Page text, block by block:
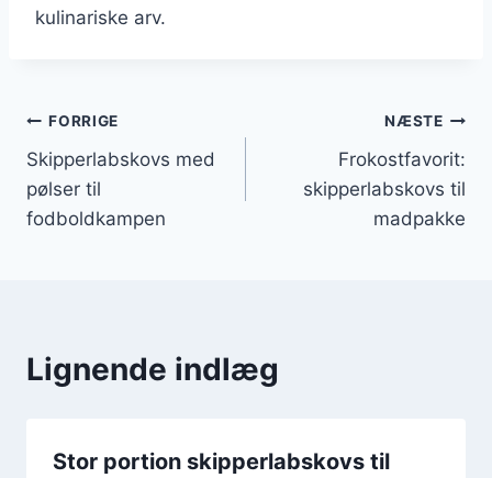
kulinariske arv.
Indlægsnavigation
FORRIGE
Skipperlabskovs med
pølser til
fodboldkampen
NÆSTE
Frokostfavorit:
skipperlabskovs til
madpakke
Lignende indlæg
Stor portion skipperlabskovs til